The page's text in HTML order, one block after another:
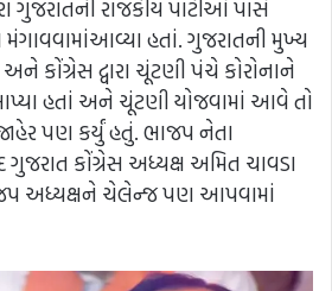
ગુજરાતની રાજકીય પાર્ટીઓ પાસે
હતાં. ગુજરાતની મુખ્ય
કોંગ્રેસ દ્વારા ચૂંટણી પંચે કોરોનાને
હતાં અને ચૂંટણી યોજવામાં આવે તો
પણ કર્યું હતું. ભાજપ નેતા
ગુજરાત કોંગ્રેસ અધ્યક્ષ અમિત ચાવડા
અધ્યક્ષને ચેલેન્જ પણ આપવામાં